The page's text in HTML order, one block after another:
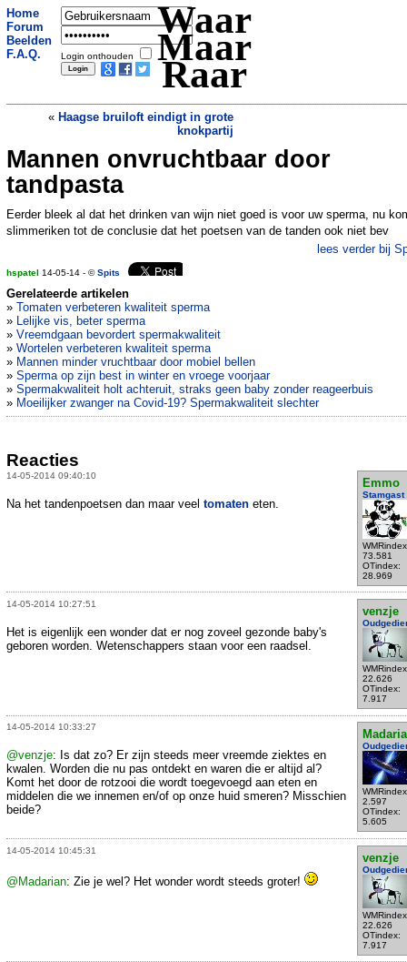
Home
Forum
Beelden
F.A.Q.
Login onthouden
Waar
Maar
Raar
« Haagse bruiloft eindigt in grote
knokpartij
Binnenkort langste spoorlijn tussen
China en Amerika?»
Mannen onvruchtbaar door
tandpasta
Eerder bleek al dat het drinken van wijn niet goed is voor uw sperma, nu
slimmeriken tot de conclusie dat het poetsen van de tanden ook niet bev
lees verder bij
hspatel 14-05-14 - ©Spits
Gerelateerde artikelen
» Tomaten verbeteren kwaliteit sperma
» Lelijke vis, beter sperma
» Vreemdgaan bevordert spermakwaliteit
» Wortelen verbeteren kwaliteit sperma
» Mannen minder vruchtbaar door mobiel bellen
» Sperma op zijn best in winter en vroege voorjaar
» Spermakwaliteit holt achteruit, straks geen baby zonder reageerbuis
» Moeilijker zwanger na Covid-19? Spermakwaliteit slechter
Reacties
14-05-2014 09:40:10
Emmo
Stamgast
73.581
OTindex:
28.969
Na het tandenpoetsen dan maar veel tomaten eten.
14-05-2014 10:27:51
venzje
22.626
OTindex:
7.917
Het is eigenlijk een wonder dat er nog zoveel gezonde baby's
geboren worden. Wetenschappers staan voor een raadsel.
14-05-2014 10:33:27
2.597
OTindex:
5.605
@venzje: Is dat zo? Er zijn steeds meer vreemde ziektes en
kwalen. Worden die nu pas ontdekt en waren die er altijd al?
Komt het door de rotzooi die wordt toegevoegd aan eten en
middelen die we innemen en/of op onze huid smeren? Misschien
beide?
14-05-2014 10:45:31
venzje
22.626
OTindex:
7.917
@Madarian: Zie je wel? Het wonder wordt steeds groter!